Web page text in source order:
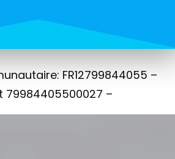
FR12799844055 –
79984405500027 –